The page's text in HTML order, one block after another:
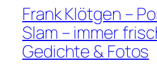
Frank Klötgen –
Slam – immer
Gedichte & Fotos